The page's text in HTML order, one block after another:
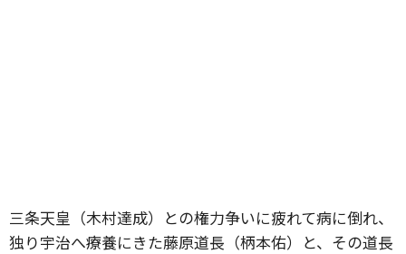
三条天皇（木村達成）との権力争いに疲れて病に倒れ、
独り宇治へ療養にきた藤原道長（柄本佑）と、その道長